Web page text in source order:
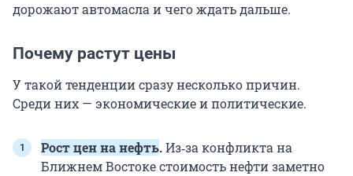
дорожают автомасла и чего ждать дальше.
Почему растут цены
У такой тенденции сразу несколько причин.
Среди них — экономические и политические.
Рост цен на нефть.Из‑за конфликта на
Ближнем Востоке стоимость нефти заметно